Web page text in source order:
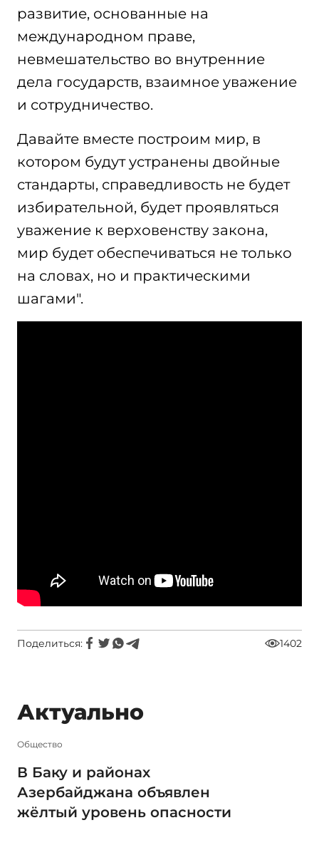
развитие, основанные на
международном праве,
невмешательство во внутренние
дела государств, взаимное уважение
и сотрудничество.
Давайте вместе построим мир, в
котором будут устранены двойные
стандарты, справедливость не будет
избирательной, будет проявляться
уважение к верховенству закона,
мир будет обеспечиваться не только
на словах, но и практическими
шагами".
Поделиться: 1402
Актуально
Общество
В Баку и районах
Азербайджана объявлен
жёлтый уровень опасности